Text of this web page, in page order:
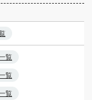
覧
覧
覧